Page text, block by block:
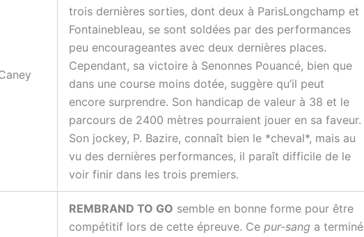
trois dernières sorties, dont deux à ParisLongchamp et
Fontainebleau, se sont soldées par des performances
peu encourageantes avec deux dernières places.
Cependant, sa victoire à Senonnes Pouancé, bien que
dans une course moins dotée, suggère qu’il peut
encore surprendre. Son handicap de valeur à 38 et le
parcours de 2400 mètres pourraient jouer en sa faveur.
Son jockey, P. Bazire, connaît bien le *cheval*, mais au
vu des dernières performances, il paraît difficile de le
voir finir dans les trois premiers.
REMBRAND TO GO semble en bonne forme pour être
compétitif lors de cette épreuve. Ce pur-sang a terminé